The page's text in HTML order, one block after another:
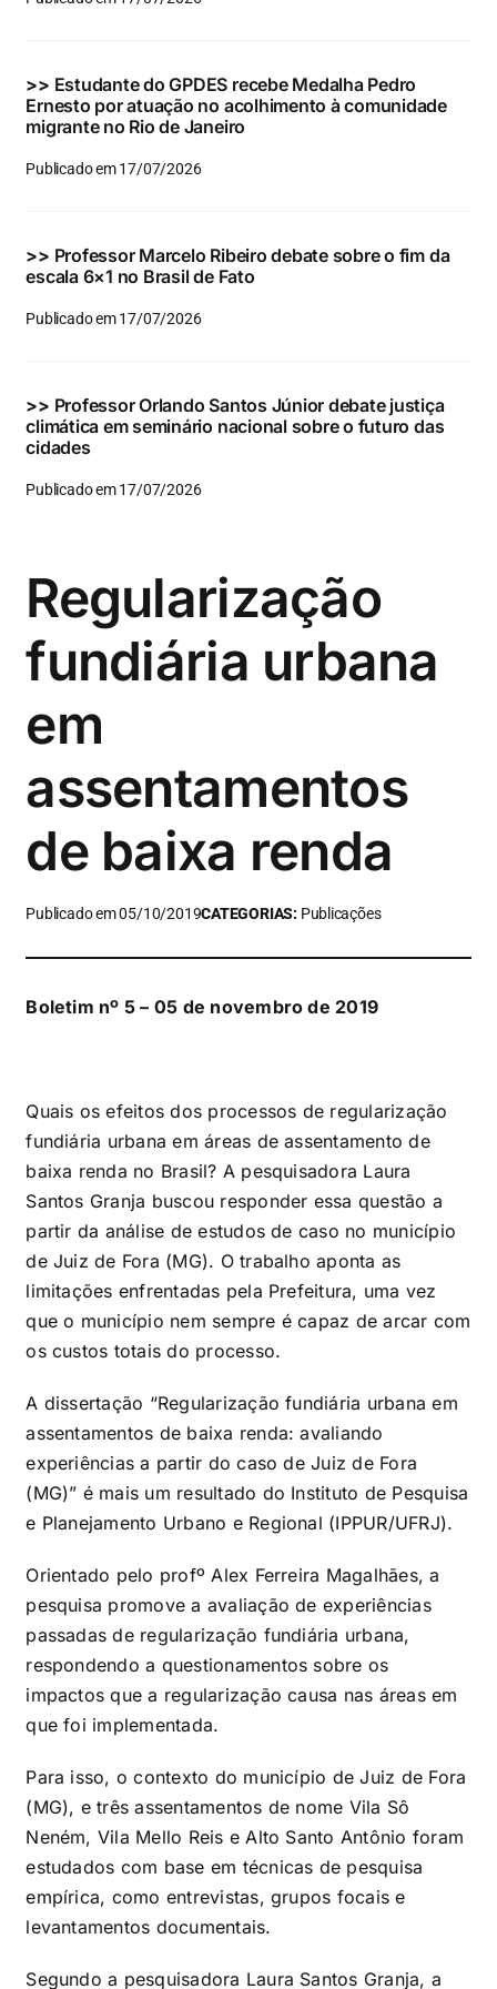
Eventos e Certificados
Buscar
para:
>> Estudante do GPDES recebe Medalha Pedro
Ernesto por atuação no acolhimento à comunidade
migrante no Rio de Janeiro
Publicado em 17/07/2026
>> Professor Marcelo Ribeiro debate sobre o fim da
escala 6×1 no Brasil de Fato
Publicado em 17/07/2026
>> Professor Orlando Santos Júnior debate justiça
climática em seminário nacional sobre o futuro das
cidades
Publicado em 17/07/2026
Regularização
fundiária urbana
em
assentamentos
de baixa renda
Publicado em 05/10/2019CATEGORIAS: Publicações
Boletim nº 5 – 05 de novembro de 2019
Quais os efeitos dos processos de regularização
fundiária urbana em áreas de assentamento de
baixa renda no Brasil? A pesquisadora Laura
Santos Granja buscou responder essa questão a
partir da análise de estudos de caso no município
de Juiz de Fora (MG). O trabalho aponta as
limitações enfrentadas pela Prefeitura, uma vez
que o município nem sempre é capaz de arcar com
os custos totais do processo.
A dissertação “Regularização fundiária urbana em
assentamentos de baixa renda: avaliando
experiências a partir do caso de Juiz de Fora
(MG)” é mais um resultado do Instituto de Pesquisa
e Planejamento Urbano e Regional (IPPUR/UFRJ).
Orientado pelo profº Alex Ferreira Magalhães, a
pesquisa promove a avaliação de experiências
passadas de regularização fundiária urbana,
respondendo a questionamentos sobre os
impactos que a regularização causa nas áreas em
que foi implementada.
Para isso, o contexto do município de Juiz de Fora
(MG), e três assentamentos de nome Vila Sô
Neném, Vila Mello Reis e Alto Santo Antônio foram
estudados com base em técnicas de pesquisa
empírica, como entrevistas, grupos focais e
levantamentos documentais.
Segundo a pesquisadora Laura Santos Granja, a